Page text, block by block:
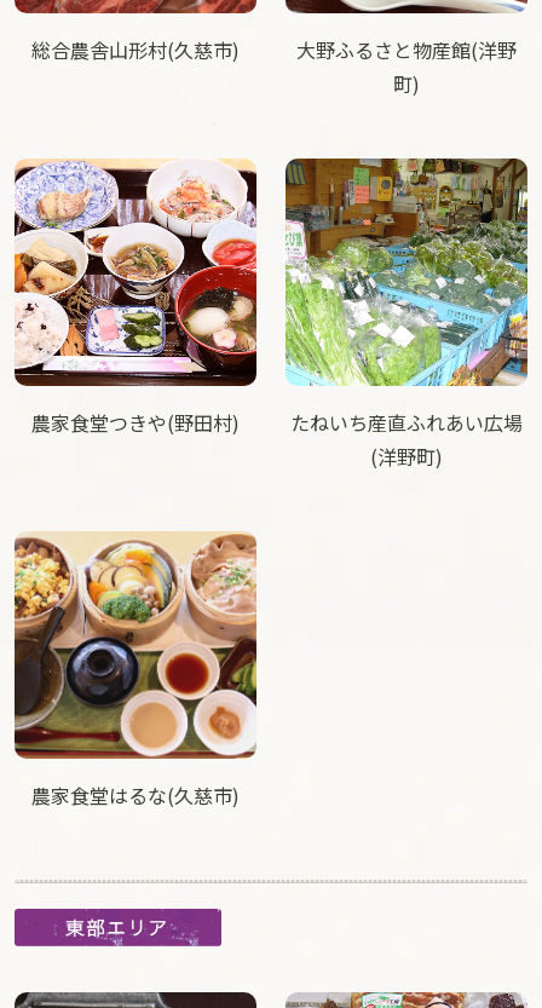
総合農舎山形村(久慈市)
大野ふるさと物産館(洋野
町)
農家食堂つきや(野田村)
たねいち産直ふれあい広場
(洋野町)
農家食堂はるな(久慈市)